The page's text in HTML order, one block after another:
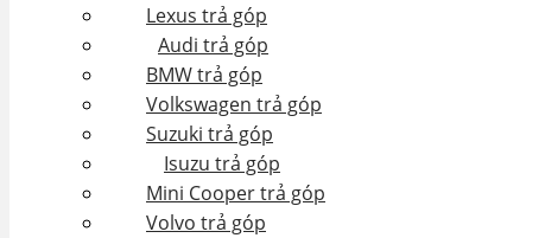
Lexus trả góp
Audi trả góp
BMW trả góp
Volkswagen trả góp
Suzuki trả góp
Isuzu trả góp
Mini Cooper trả góp
Volvo trả góp